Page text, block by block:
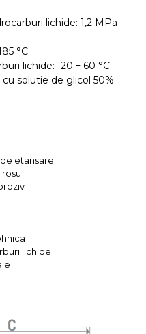
lichide: 1,2 MPa
°C
lichide: -20 ÷ 60 °C
cu solutie de glicol 50%
de etansare
rosu
lichide